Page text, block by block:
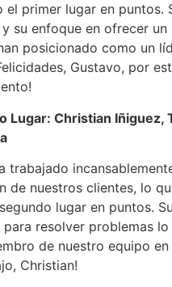
el primer lugar en puntos.
su enfoque en ofrecer
posicionado como un
Gustavo, por
Lugar: Christian Iñiguez,
trabajado
de nuestros clientes, lo
lugar en puntos.
resolver problemas
de nuestro equipo en
Christian!